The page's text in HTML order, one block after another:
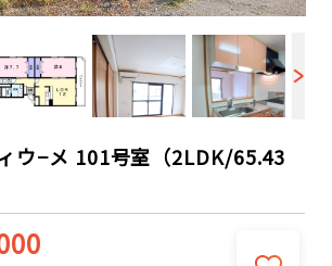
ウ−メ 101号室（2LDK/65.43